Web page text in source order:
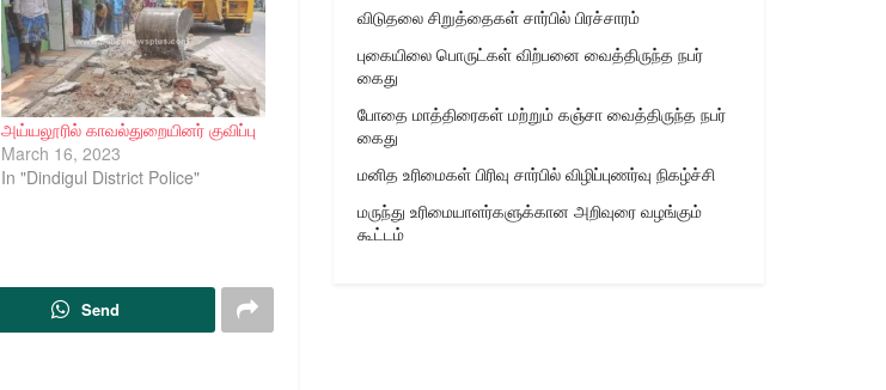
அய்யலூரில் காவல்துறையினர் குவிப்பு
March 16, 2023
In "Dindigul District Police"
Send
விடுதலை சிறுத்தைகள் சார்பில் பிரச்சாரம்
புகையிலை பொருட்கள் விற்பனை வைத்திருந்த நபர்
கைது
போதை மாத்திரைகள் மற்றும் கஞ்சா வைத்திருந்த நபர்
கைது
மனித உரிமைகள் பிரிவு சார்பில் விழிப்புணர்வு நிகழ்ச்சி
மருந்து உரிமையாளர்களுக்கான அறிவுரை வழங்கும்
கூட்டம்